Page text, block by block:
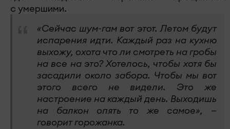
с умершими.
«Сейчас шум-гам вот этот. Летом будут
испарения идти. Каждый раз на кухню
выхожу, охота что ли смотреть на гробы
на все на это? Хотелось, чтобы хотя бы
засадили около забора. Чтобы мы вот
этого всего не видели. Это же
настроение на каждый день. Выходишь
на балкон опять то же самое», —
говорит горожанка.